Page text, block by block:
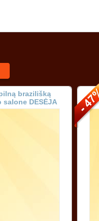
brazilišką
DESĖJA